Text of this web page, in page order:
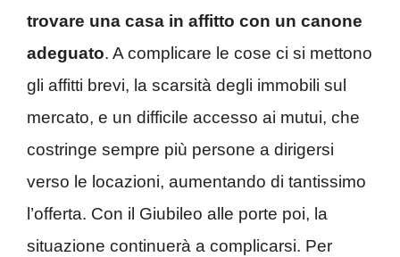
trovare una casa in affitto con un canone
adeguato. A complicare le cose ci si mettono
gli affitti brevi, la scarsità degli immobili sul
mercato, e un difficile accesso ai mutui, che
costringe sempre più persone a dirigersi
verso le locazioni, aumentando di tantissimo
l’offerta. Con il Giubileo alle porte poi, la
situazione continuerà a complicarsi. Per